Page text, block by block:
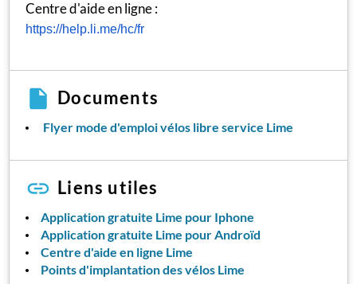
Centre d'aide en ligne :
https://help.li.me/hc/fr
Documents
Flyer mode d'emploi vélos libre service Lime
Liens utiles
Application gratuite Lime pour Iphone
Application gratuite Lime pour Androïd
Centre d'aide en ligne Lime
Points d'implantation des vélos Lime